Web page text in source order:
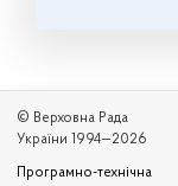
© Верховна Рада
України 1994—2026
Програмно-технічна